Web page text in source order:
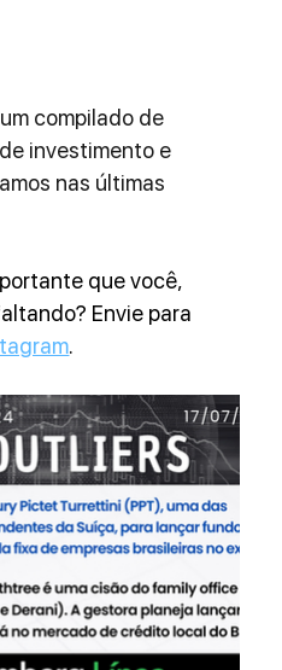
compilado de
investimento e
nas últimas
que você,
Envie para
.